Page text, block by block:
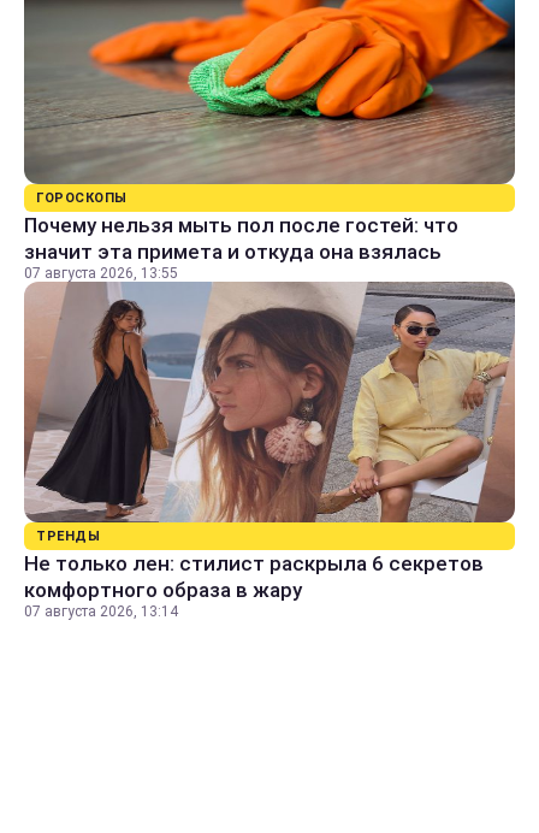
ГОРОСКОПЫ
Почему нельзя мыть пол после гостей: что
значит эта примета и откуда она взялась
07 августа 2026, 13:55
ТРЕНДЫ
Не только лен: стилист раскрыла 6 секретов
комфортного образа в жару
07 августа 2026, 13:14